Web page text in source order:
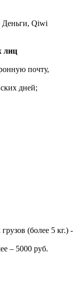
Деньги, Qiwi
лиц
почту,
дней;
(более 5 кг.) -
– 5000 руб.